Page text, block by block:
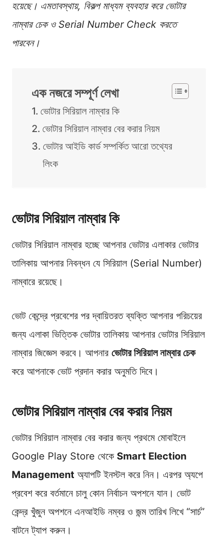
হয়েছে। এমতাবস্থায়, বিকল্প মাধ্যম ব্যবহার করে ভোটার
নাম্বার চেক ও Serial Number Check করতে
পারবেন।
এক নজরে সম্পূর্ণ লেখা
ভোটার সিরিয়াল নাম্বার কি
ভোটার সিরিয়াল নাম্বার বের করার নিয়ম
ভোটার আইডি কার্ড সম্পর্কিত আরো তথ্যের
লিংক
ভোটার সিরিয়াল নাম্বার কি
ভোটার সিরিয়াল নাম্বার হচ্ছে আপনার ভোটার এলাকার ভোটার
তালিকায় আপনার নিবন্ধন যে সিরিয়াল (Serial Number)
নাম্বারে রয়েছে।
ভোট কেন্দ্রে প্রবেশের পর দ্বায়িতরত ব্যক্তি আপনার পরিচয়ের
জন্য এলাকা ভিত্তিক ভোটার তালিকায় আপনার ভোটার সিরিয়াল
নাম্বার জিজ্ঞেস করবে। আপনার ভোটার সিরিয়াল নাম্বার চেক
করে আপনাকে ভোট প্রদান করার অনুমতি দিবে।
ভোটার সিরিয়াল নাম্বার বের করার নিয়ম
ভোটার সিরিয়াল নাম্বার বের করার জন্য প্রথমে মোবাইলে
Google Play Store থেকে Smart Election
Management অ্যাপটি ইনস্টল করে নিন। এরপর অ্যপে
প্রবেশ করে বর্তমানে চালু কোন নির্বাচন অপশনে যান। ভোট
কেন্দ্র খুঁজুন অপশনে এনআইডি নম্বর ও জন্ম তারিখ লিখে “সার্চ”
বাটনে ট্যাপ করুন।